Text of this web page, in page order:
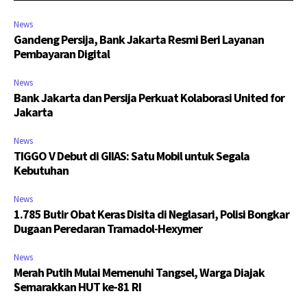
News
Gandeng Persija, Bank Jakarta Resmi Beri Layanan
Pembayaran Digital
News
Bank Jakarta dan Persija Perkuat Kolaborasi United for
Jakarta
News
TIGGO V Debut di GIIAS: Satu Mobil untuk Segala
Kebutuhan
News
1.785 Butir Obat Keras Disita di Neglasari, Polisi Bongkar
Dugaan Peredaran Tramadol-Hexymer
News
Merah Putih Mulai Memenuhi Tangsel, Warga Diajak
Semarakkan HUT ke-81 RI